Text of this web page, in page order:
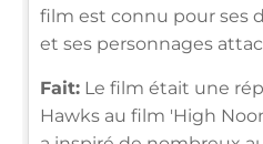
film est connu pour ses
et ses personnages
Fait: Le film était une
Hawks au film 'High